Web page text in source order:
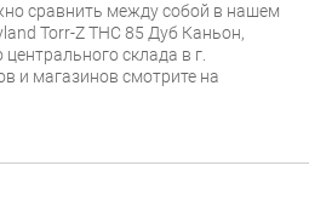
сравнить между собой в нашем
Torr-Z THC 85 Дуб Каньон,
склада в г.
и магазинов смотрите на